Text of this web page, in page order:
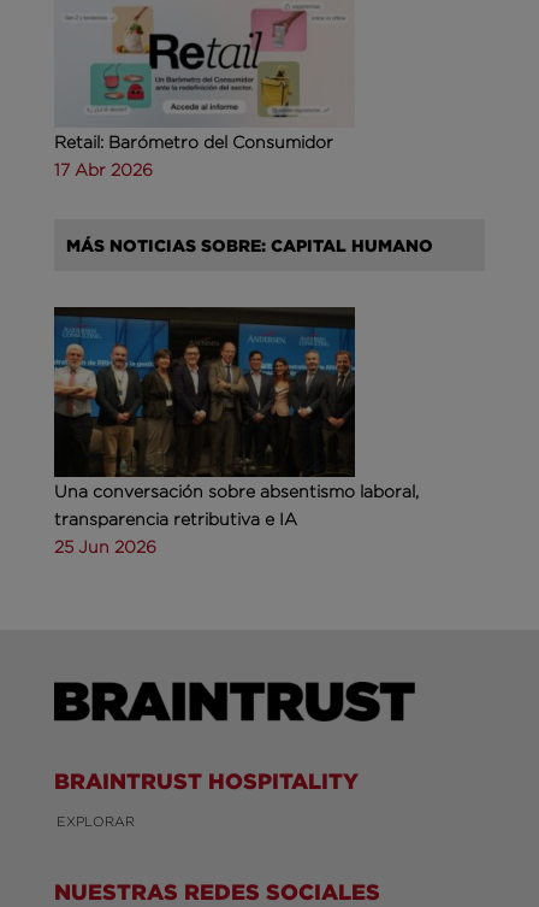
Retail: Barómetro del Consumidor
17 Abr 2026
MÁS NOTICIAS SOBRE: CAPITAL HUMANO
Una conversación sobre absentismo laboral,
transparencia retributiva e IA
25 Jun 2026
BRAINTRUST HOSPITALITY
EXPLORAR
NUESTRAS REDES SOCIALES